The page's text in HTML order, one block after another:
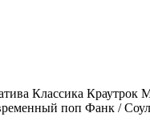
Классика Краутрок
поп Фанк / Соул